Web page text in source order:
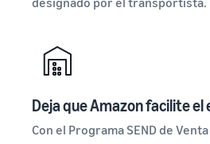
Deja que Amazon facilite el
Con el Programa SEND de